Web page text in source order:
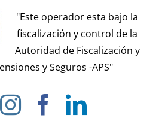
"Este operador esta bajo la
fiscalización y control de la
Autoridad de Fiscalización y
y Seguros -APS"
InstagramFacebook